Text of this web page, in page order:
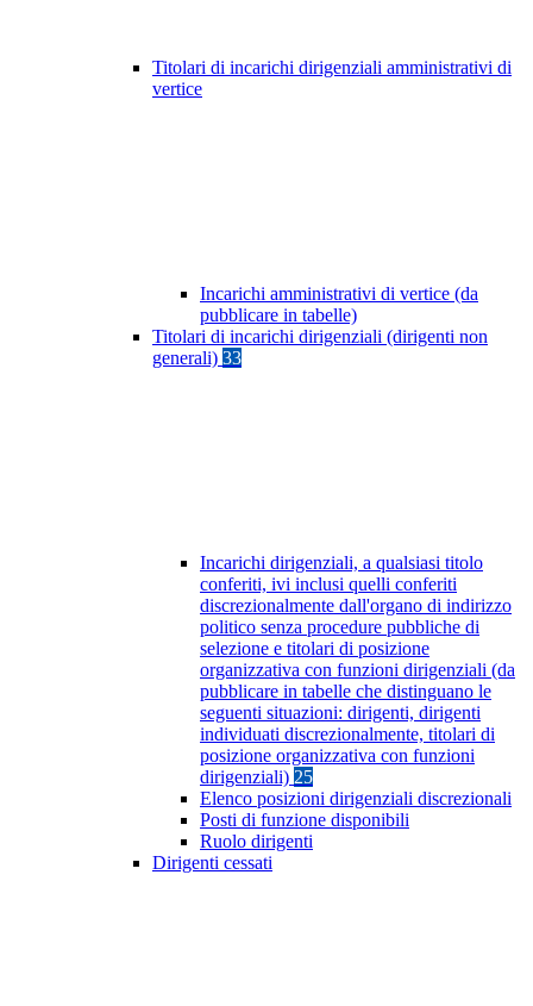
Titolari di incarichi dirigenziali amministrativi di
vertice
Incarichi amministrativi di vertice (da
pubblicare in tabelle)
Titolari di incarichi dirigenziali (dirigenti non
generali) 33
Incarichi dirigenziali, a qualsiasi titolo
conferiti, ivi inclusi quelli conferiti
discrezionalmente dall'organo di indirizzo
politico senza procedure pubbliche di
selezione e titolari di posizione
organizzativa con funzioni dirigenziali (da
pubblicare in tabelle che distinguano le
seguenti situazioni: dirigenti, dirigenti
individuati discrezionalmente, titolari di
posizione organizzativa con funzioni
dirigenziali) 25
Elenco posizioni dirigenziali discrezionali
Posti di funzione disponibili
Ruolo dirigenti
Dirigenti cessati